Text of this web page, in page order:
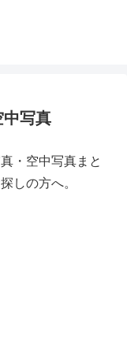
中写真
・空中写真まと
しの方へ。